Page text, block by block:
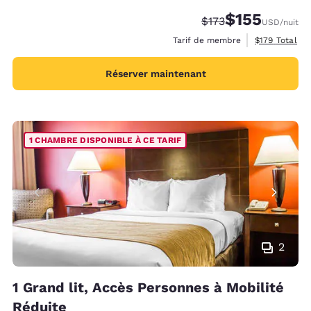
Tarif barré :
$173Tarif réduit :
$155USD/nuit
Tarif de membre
Afficher les
$179 Total
Réserver maintenant
2
1 CHAMBRE DISPONIBLE À CE TARIF
1 Grand lit, Accès Personnes à Mobilité
Réduite